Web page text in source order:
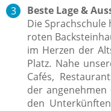
Beste Lage &
Die Sprachschule
roten
im Herzen der
Platz. Nahe
Cafés,
der angenehmen
den